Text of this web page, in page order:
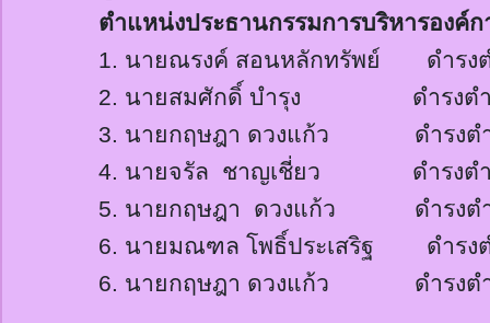
ตำแหน่งประธานกรรมการบริหารองค์
1. นายณรงค์ สอนหลักทรัพย์ ดำรงต
2. นายสมศักดิ์ บำรุง ดำรงตำแ
3. นายกฤษฎา ดวงแก้ว ดำรงตำ
4. นายจรัล ชาญเชี่ยว ดำรงตำแ
5. นายกฤษฎา ดวงแก้ว ดำรงตำ
6. นายมณฑล โพธิ์ประเสริฐ ดำรงต
6. นายกฤษฎา ดวงแก้ว ดำรงตำ